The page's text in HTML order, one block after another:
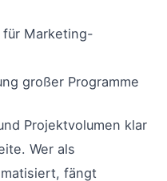
für Marketing-
großer Programme
Projektvolumen klar
Wer als
fängt